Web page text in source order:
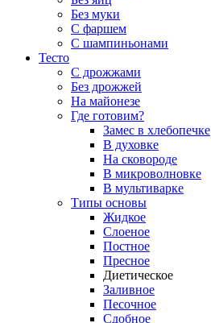
Без муки
С фаршем
С шампиньонами
Тесто
С дрожжами
Без дрожжей
На майонезе
Где готовим?
Замес в хлебопечке
В духовке
На сковороде
В микроволновке
В мультиварке
Типы основы
Жидкое
Слоеное
Постное
Пресное
Диетическое
Заливное
Песочное
Сдобное